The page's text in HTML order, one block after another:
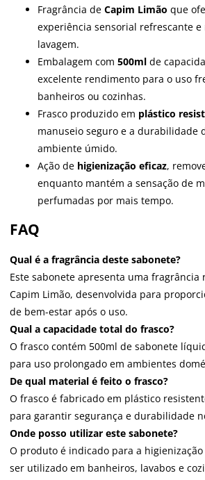
Fragrância de Capim Limão que
experiência sensorial refrescante e
lavagem.
Embalagem com 500ml de
excelente rendimento para o uso
banheiros ou cozinhas.
Frasco produzido em plástico
manuseio seguro e a durabilidade
ambiente úmido.
Ação de higienização eficaz,
enquanto mantém a sensação de
perfumadas por mais tempo.
FAQ
Qual é a fragrância deste sabonete?
Este sabonete apresenta uma fragrância
Capim Limão, desenvolvida para
de bem-estar após o uso.
Qual a capacidade total do frasco?
O frasco contém 500ml de sabonete
para uso prolongado em ambientes
De qual material é feito o frasco?
O frasco é fabricado em plástico
para garantir segurança e durabilidade
Onde posso utilizar este sabonete?
O produto é indicado para a
ser utilizado em banheiros, lavabos e